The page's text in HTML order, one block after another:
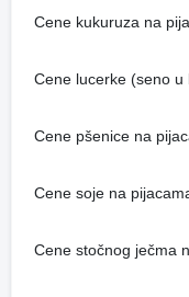
Cene kukuruza na
Cene lucerke (seno
Cene pšenice na
Cene soje na
Cene stočnog ječma